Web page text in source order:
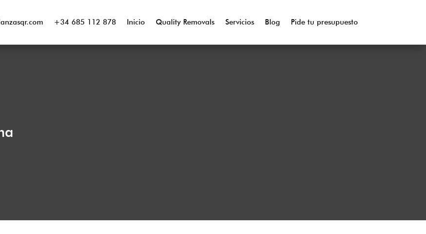
+34 685 112 878 Inicio Quality Removals Servicios Blog Pide tu presupuesto